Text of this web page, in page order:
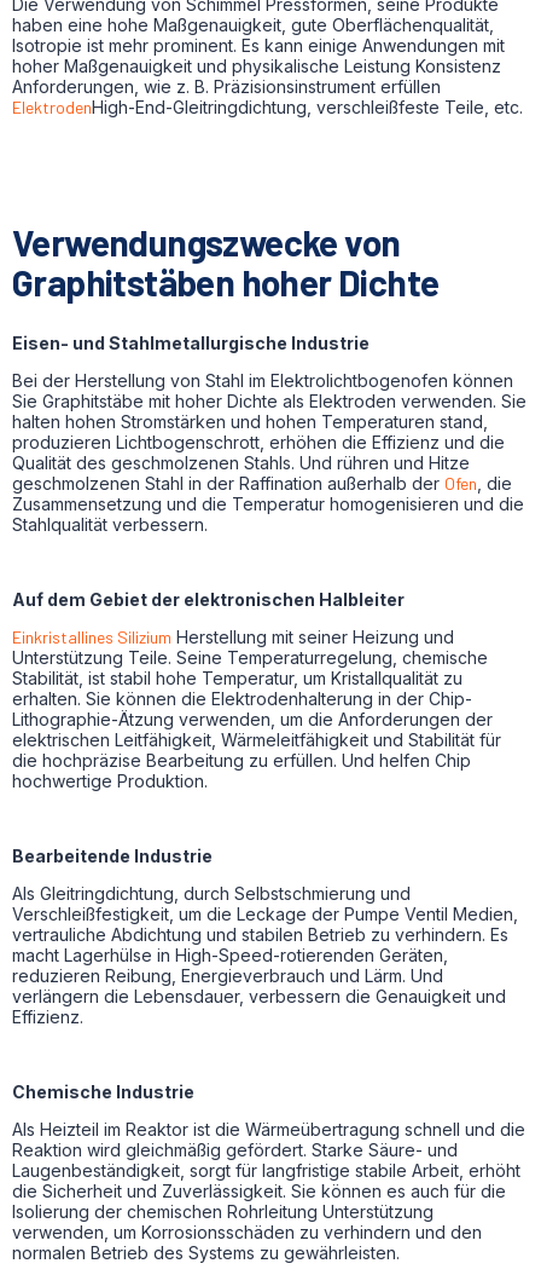
Die Verwendung von Schimmel Pressformen, seine Produkte
haben eine hohe Maßgenauigkeit, gute Oberflächenqualität,
Isotropie ist mehr prominent. Es kann einige Anwendungen mit
hoher Maßgenauigkeit und physikalische Leistung Konsistenz
Anforderungen, wie z. B. Präzisionsinstrument erfüllen
ElektrodenHigh-End-Gleitringdichtung, verschleißfeste Teile, etc.
Verwendungszwecke von
Graphitstäben hoher Dichte
Eisen- und Stahlmetallurgische Industrie
Bei der Herstellung von Stahl im Elektrolichtbogenofen können
Sie Graphitstäbe mit hoher Dichte als Elektroden verwenden. Sie
halten hohen Stromstärken und hohen Temperaturen stand,
produzieren Lichtbogenschrott, erhöhen die Effizienz und die
Qualität des geschmolzenen Stahls. Und rühren und Hitze
geschmolzenen Stahl in der Raffination außerhalb der Ofen , die
Zusammensetzung und die Temperatur homogenisieren und die
Stahlqualität verbessern.
Auf dem Gebiet der elektronischen Halbleiter
Einkristallines Silizium Herstellung mit seiner Heizung und
Unterstützung Teile. Seine Temperaturregelung, chemische
Stabilität, ist stabil hohe Temperatur, um Kristallqualität zu
erhalten. Sie können die Elektrodenhalterung in der Chip-
Lithographie-Ätzung verwenden, um die Anforderungen der
elektrischen Leitfähigkeit, Wärmeleitfähigkeit und Stabilität für
die hochpräzise Bearbeitung zu erfüllen. Und helfen Chip
hochwertige Produktion.
Bearbeitende Industrie
Als Gleitringdichtung, durch Selbstschmierung und
Verschleißfestigkeit, um die Leckage der Pumpe Ventil Medien,
vertrauliche Abdichtung und stabilen Betrieb zu verhindern. Es
macht Lagerhülse in High-Speed-rotierenden Geräten,
reduzieren Reibung, Energieverbrauch und Lärm. Und
verlängern die Lebensdauer, verbessern die Genauigkeit und
Effizienz.
Chemische Industrie
Als Heizteil im Reaktor ist die Wärmeübertragung schnell und die
Reaktion wird gleichmäßig gefördert. Starke Säure- und
Laugenbeständigkeit, sorgt für langfristige stabile Arbeit, erhöht
die Sicherheit und Zuverlässigkeit. Sie können es auch für die
Isolierung der chemischen Rohrleitung Unterstützung
verwenden, um Korrosionsschäden zu verhindern und den
normalen Betrieb des Systems zu gewährleisten.